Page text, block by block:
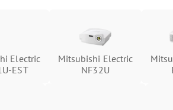
Electric
EST
Mitsubishi Electric
NF32U